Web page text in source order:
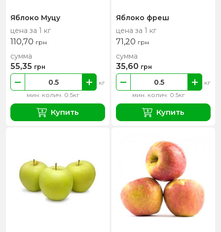
Яблоко Муцу
цена за 1 кг
110,70 грн
мин. колич. 0.5кг
кг
сумма
55,35 грн
Купить
Яблоко фреш
цена за 1 кг
71,20 грн
мин. колич. 0.5кг
кг
сумма
35,60 грн
Купить